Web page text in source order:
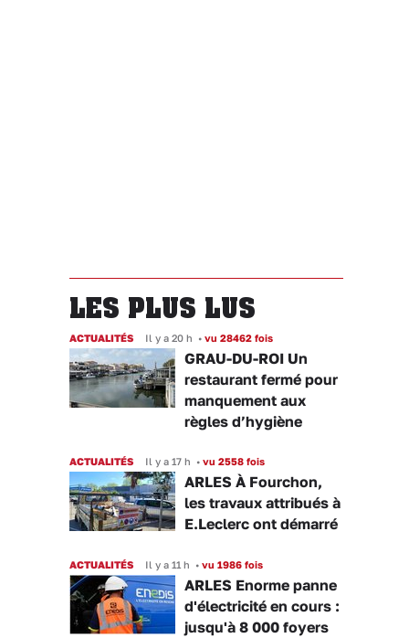
LES PLUS LUS
ACTUALITÉS Il y a 20 h • vu 28462 fois
GRAU-DU-ROI Un
restaurant fermé pour
manquement aux
règles d’hygiène
ACTUALITÉS Il y a 17 h • vu 2558 fois
ARLES À Fourchon,
les travaux attribués à
E.Leclerc ont démarré
ACTUALITÉS Il y a 11 h • vu 1986 fois
ARLES Enorme panne
d'électricité en cours :
jusqu'à 8 000 foyers